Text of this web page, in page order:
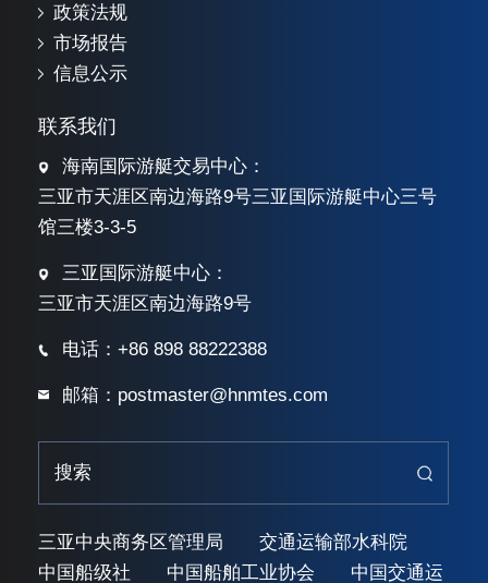
政策法规
市场报告
信息公示
联系我们
海南国际游艇交易中心：
三亚市天涯区南边海路9号三亚国际游艇中心三号
馆三楼3-3-5
三亚国际游艇中心：
三亚市天涯区南边海路9号
电话：+86 898 88222388
邮箱：postmaster@hnmtes.com
三亚中央商务区管理局
交通运输部水科院
中国船级社
中国船舶工业协会 中国交通运